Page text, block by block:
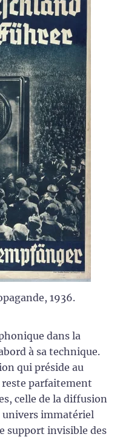
1936.
dans la
à sa technique.
qui préside au
parfaitement
celle de la diffusion
univers immatériel
support invisible des